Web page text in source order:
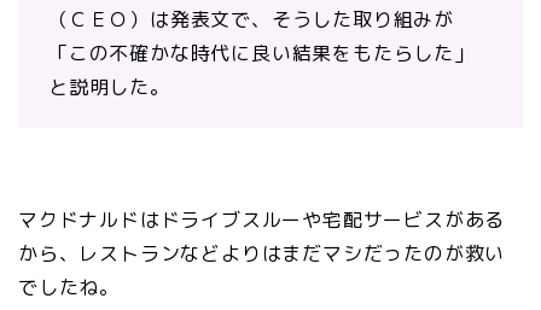
（ＣＥＯ）は発表文で、そうした取り組みが
「この不確かな時代に良い結果をもたらした」
と説明した。
マクドナルドはドライブスルーや宅配サービスがある
から、レストランなどよりはまだマシだったのが救い
でしたね。